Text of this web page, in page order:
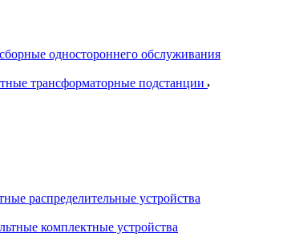
одностороннего обслуживания
трансформаторные подстанции
распределительные устройства
комплектные устройства